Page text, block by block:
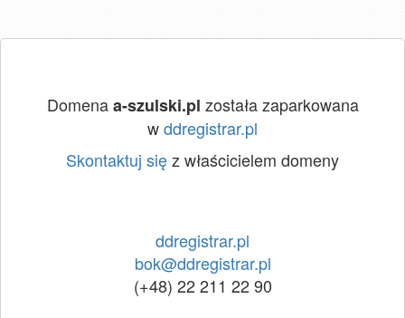
Domenaa-szulski.pl została zaparkowana
wddregistrar.pl
Skontaktuj sięz właścicielem domeny
ddregistrar.pl
bok@ddregistrar.pl
(+48) 22 211 22 90